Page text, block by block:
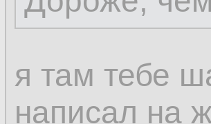
я там тебе
написал на